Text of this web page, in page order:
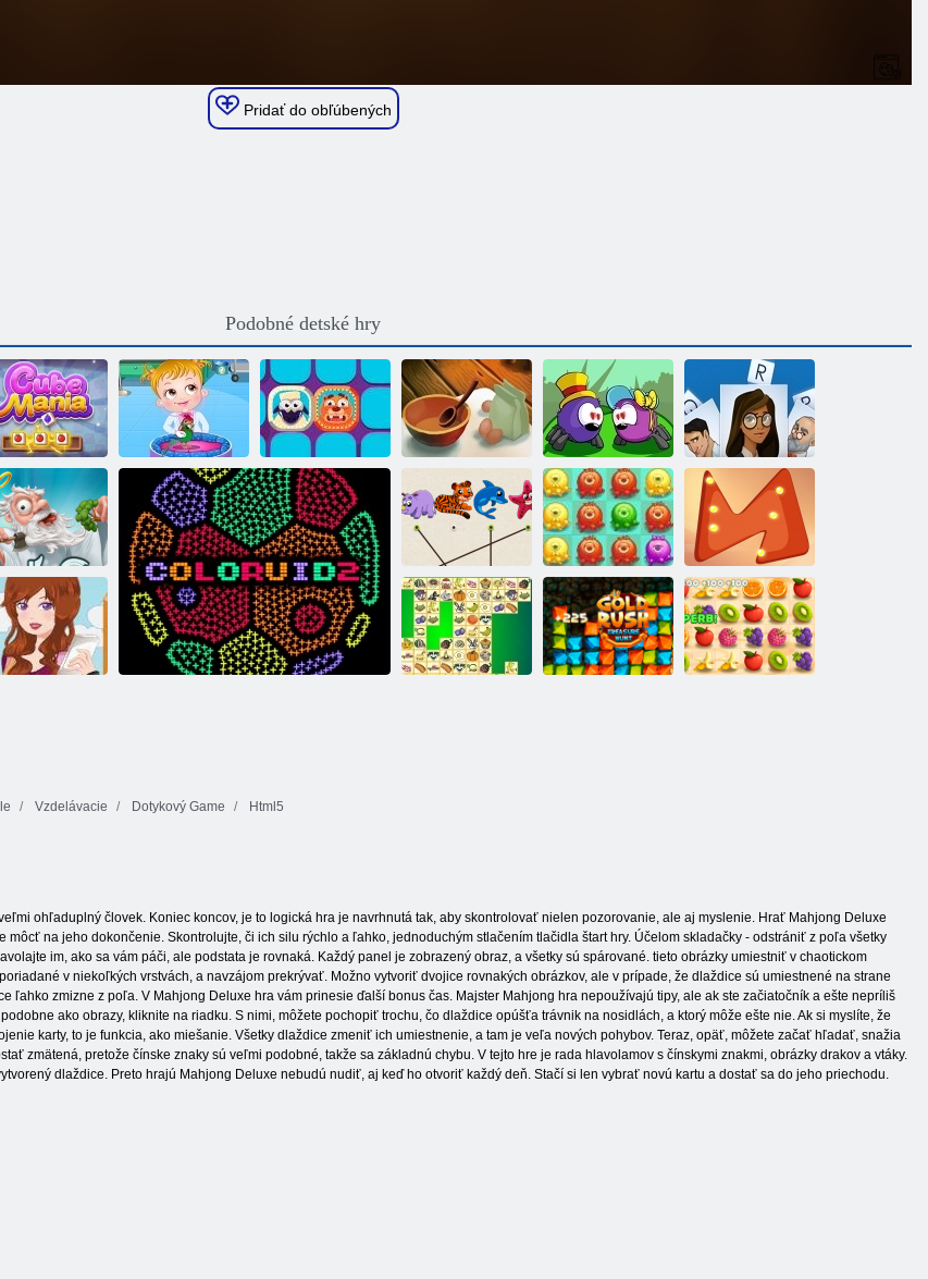
Pridať do obľúbených
Podobné detské hry
Kocka mánia
Detská Hazel:
Veterinár
Furgon Star Kitchen Web lásky Kúzlo
Dúžka Boha
Zápas so
zvieratami
Embrace
chobotnice
Zlaté puzzle
Vzdelávacie Dotykový Game Html5
ohľaduplný človek. Koniec koncov, je to logická hra je navrhnutá tak, aby skontrolovať nielen pozorovanie, ale aj myslenie. Hrať Mahjong Deluxe
môcť na jeho dokončenie. Skontrolujte, či ich silu rýchlo a ľahko, jednoduchým stlačením tlačidla štart hry. Účelom skladačky - odstrániť z poľa všetky
im, ako sa vám páči, ale podstata je rovnaká. Každý panel je zobrazený obraz, a všetky sú spárované. tieto obrázky umiestniť v chaotickom
v niekoľkých vrstvách, a navzájom prekrývať. Možno vytvoriť dvojice rovnakých obrázkov, ale v prípade, že dlaždice sú umiestnené na strane
ľahko zmizne z poľa. V Mahjong Deluxe hra vám prinesie ďalší bonus čas. Majster Mahjong hra nepoužívajú tipy, ale ak ste začiatočník a ešte nepríliš
ako obrazy, kliknite na riadku. S nimi, môžete pochopiť trochu, čo dlaždice opúšťa trávnik na nosidlách, a ktorý môže ešte nie. Ak si myslíte, že
karty, to je funkcia, ako miešanie. Všetky dlaždice zmeniť ich umiestnenie, a tam je veľa nových pohybov. Teraz, opäť, môžete začať hľadať, snažia
zmätená, pretože čínske znaky sú veľmi podobné, takže sa základnú chybu. V tejto hre je rada hlavolamov s čínskymi znakmi, obrázky drakov a vtáky.
dlaždice. Preto hrajú Mahjong Deluxe nebudú nudiť, aj keď ho otvoriť každý deň. Stačí si len vybrať novú kartu a dostať sa do jeho priechodu.